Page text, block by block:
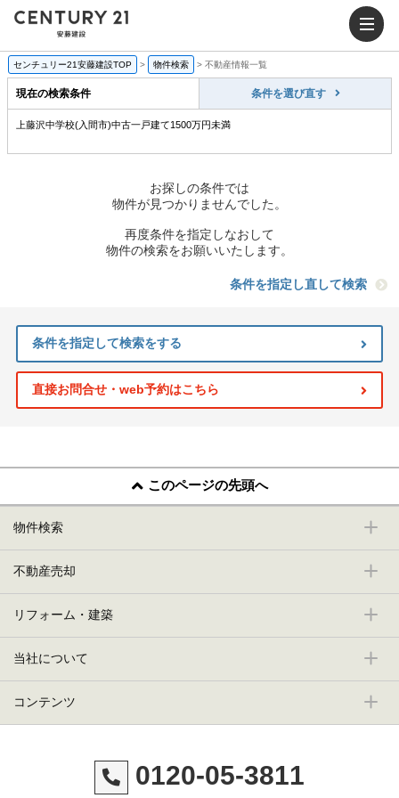
センチュリー21安藤建設TOP > 物件検索 > 不動産情報一覧
現在の検索条件 条件を選び直す
上藤沢中学校(入間市)中古一戸建て1500万円未満
お探しの条件では
物件が見つかりませんでした。
再度条件を指定しなおして
物件の検索をお願いいたします。
条件を指定し直して検索
条件を指定して検索をする
直接お問合せ・web予約はこちら
このページの先頭へ
物件検索
不動産売却
リフォーム・建築
当社について
コンテンツ
0120-05-3811